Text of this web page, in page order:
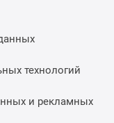
технологий
и рекламных